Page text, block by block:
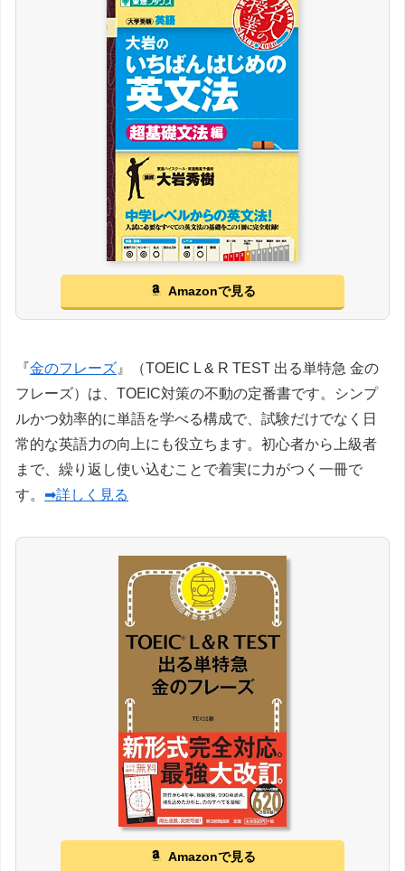
Amazonで見る
『金のフレーズ 』（TOEIC L & R TEST 出る単特急 金の
フレーズ）は、TOEIC対策の不動の定番書です。シンプ
ルかつ効率的に単語を学べる構成で、試験だけでなく日
常的な英語力の向上にも役立ちます。初心者から上級者
まで、繰り返し使い込むことで着実に力がつく一冊で
す。 ➡詳しく見る
Amazonで見る